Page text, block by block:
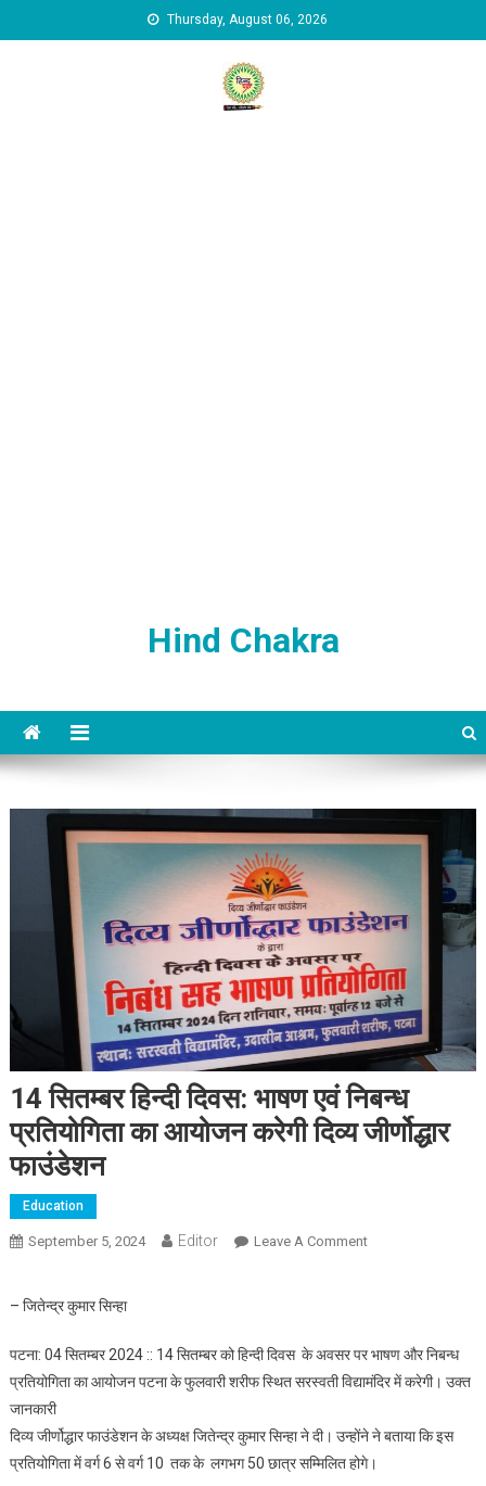
Thursday, August 06, 2026
Hind Chakra
14 सितम्बर हिन्दी दिवस: भाषण एवं निबन्ध
प्रतियोगिता का आयोजन करेगी दिव्य जीर्णोद्धार
फाउंडेशन
Education
September 5, 2024 Editor Leave A CommentOn 14 सितम्बर हिन्दी
– जितेन्द्र कुमार सिन्हा
पटना: 04 सितम्बर 2024 :: 14 सितम्बर को हिन्दी दिवस के अवसर पर भाषण और निबन्ध
प्रतियोगिता का आयोजन पटना के फुलवारी शरीफ स्थित सरस्वती विद्यामंदिर में करेगी। उक्त
जानकारी
दिव्य जीर्णोद्धार फाउंडेशन के अध्यक्ष जितेन्द्र कुमार सिन्हा ने दी। उन्होंने ने बताया कि इस
प्रतियोगिता में वर्ग 6 से वर्ग 10 तक के लगभग 50 छात्र सम्मिलित होगे।